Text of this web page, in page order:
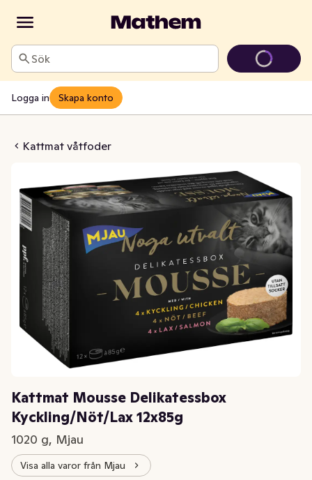
Sök
Logga in Skapa konto
Kattmat våtfoder
Kyckling/Nöt/Lax 12x85g
Kattmat Mousse Delikatessbox
Kyckling/Nöt/Lax 12x85g
1020 g, Mjau
Visa alla varor från Mjau